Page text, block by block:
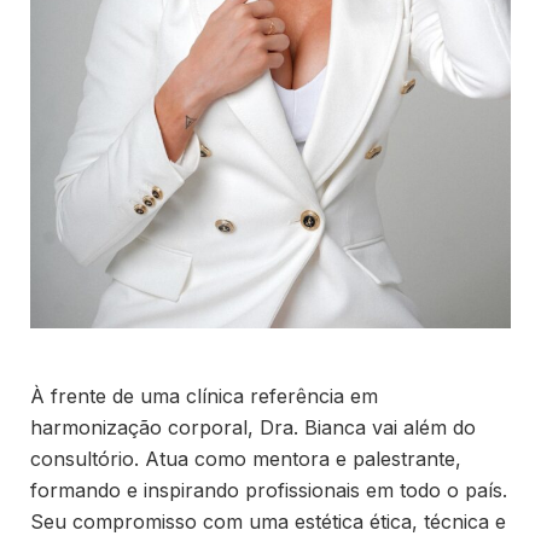
À frente de uma clínica referência em
harmonização corporal, Dra. Bianca vai além do
consultório. Atua como mentora e palestrante,
formando e inspirando profissionais em todo o país.
Seu compromisso com uma estética ética, técnica e